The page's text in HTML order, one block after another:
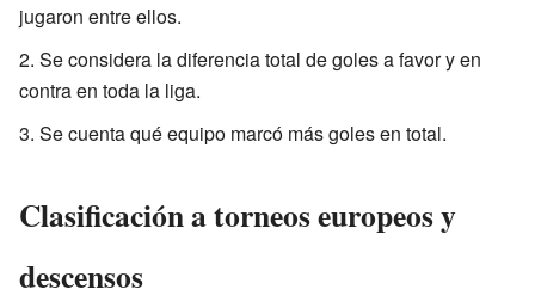
jugaron entre ellos.
Se considera la diferencia total de goles a favor y en
contra en toda la liga.
Se cuenta qué equipo marcó más goles en total.
Clasificación a torneos europeos y
descensos